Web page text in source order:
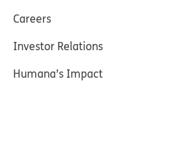
Careers
Investor Relations
Humana’s Impact